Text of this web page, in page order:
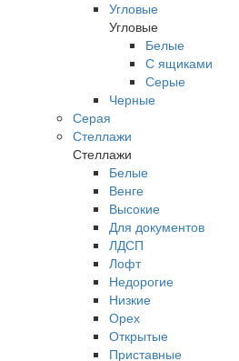
Угловые
Угловые
Белые
С ящиками
Серые
Черные
Серая
Стеллажи
Стеллажи
Белые
Венге
Высокие
Для документов
ЛДСП
Лофт
Недорогие
Низкие
Орех
Открытые
Приставные